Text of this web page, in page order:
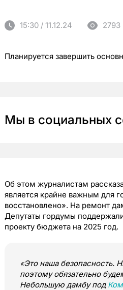
15:30 / 11.12.24 2793
Планируется завершить
Мы в социальных
Об этом журналистам
является крайне важным для
восстановлено». На ремонт
Депутаты гордумы
проекту бюджета на 2025 год.
«Это наша безопасность.
поэтому обязательно
Небольшую дамбу под